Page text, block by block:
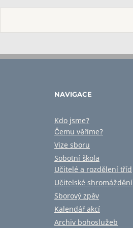
NAVIGACE
Kdo jsme?
Čemu věříme?
Vize sboru
Sobotní škola
Učitelé a rozdělení tříd
Učitelské shromáždění
Sborový zpěv
Kalendář akcí
Archiv bohoslužeb